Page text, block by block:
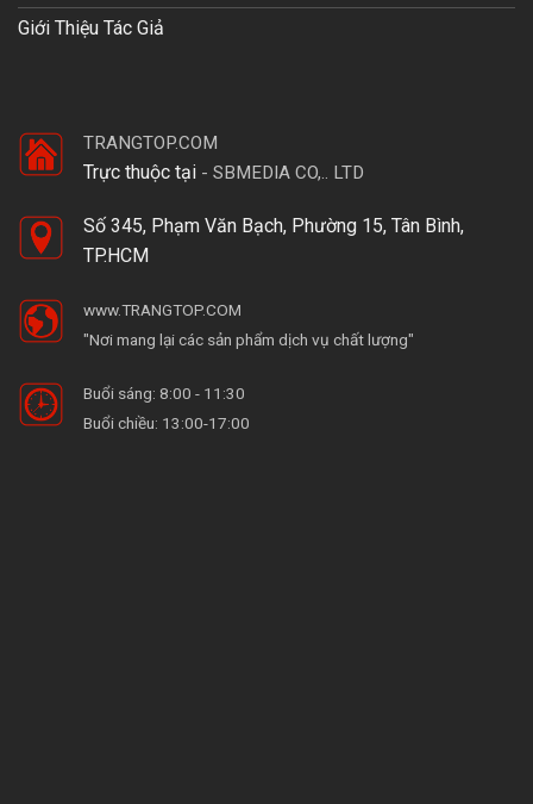
Giới Thiệu Tác Giả
TRANGTOP.COM
Trực thuộc tại - SBMEDIA CO,.. LTD
Số 345, Phạm Văn Bạch, Phường 15, Tân Bình,
TP.HCM
www.TRANGTOP.COM
"Nơi mang lại các sản phẩm dịch vụ chất lượng"
Buổi sáng: 8:00 - 11:30
Buổi chiều: 13:00-17:00